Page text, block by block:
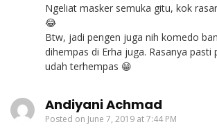
Ngeliat masker semuka gitu, kok
😂
Btw, jadi pengen juga nih komedo
dihempas di Erha juga. Rasanya
udah terhempas 😁
Andiyani Achmad
Posted on June 7, 2019 at 7:44 PM